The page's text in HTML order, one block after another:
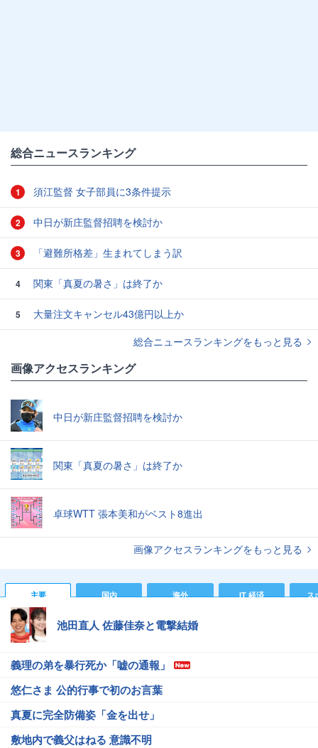
総合ニュースランキング
1 須江監督 女子部員に3条件提示
2 中日が新庄監督招聘を検討か
3 「避難所格差」生まれてしまう訳
4 関東「真夏の暑さ」は終了か
5
大量注文キャンセル43億円以上か
総合ニュースランキングをもっと見る
画像アクセスランキング
中日が新庄監督招聘を検討か
関東「真夏の暑さ」は終了か
卓球WTT 張本美和がベスト8進出
画像アクセスランキングをもっと見る
主要 国内 海外 IT 経済 ス
池田直人 佐藤佳奈と電撃結婚
義理の弟を暴行死か「嘘の通報」
悠仁さま 公的行事で初のお言葉
真夏に完全防備姿「金を出せ」
敷地内で義父はねる 意識不明